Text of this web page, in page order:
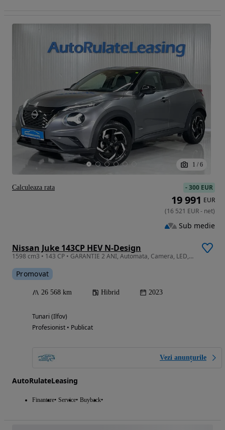
1 / 6
Nissan Juke 143CP HEV N-Design
1598 cm3 • 143 CP • GARANTIE 2 ANI, Automata, Camera, LED, Pilot adaptiv
Promovat
26 568 km Hibrid 2023
Tunari (Ilfov)
Profesionist • Publicat
Vezi anunțurile
AutoRulateLeasing
Finantare Service Buyback
-300 EUR
19 991 EUR
(16 521 EUR- net)
Sub medie
Calculeaza rata